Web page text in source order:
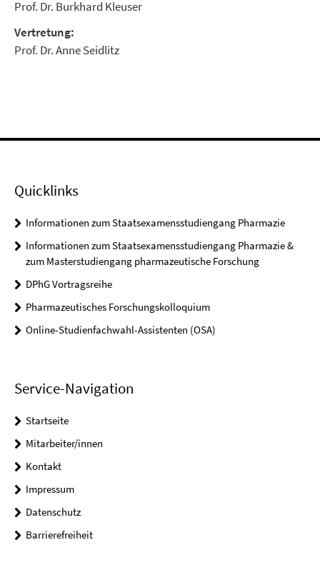
Prof. Dr. Burkhard Kleuser
Vertretung:
Prof. Dr. Anne Seidlitz
Quicklinks
Informationen zum Staatsexamensstudiengang Pharmazie
Informationen zum Staatsexamensstudiengang Pharmazie &
zum Masterstudiengang pharmazeutische Forschung
DPhG Vortragsreihe
Pharmazeutisches Forschungskolloquium
Online-Studienfachwahl-Assistenten (OSA)
Service-Navigation
Startseite
Mitarbeiter/innen
Kontakt
Impressum
Datenschutz
Barrierefreiheit